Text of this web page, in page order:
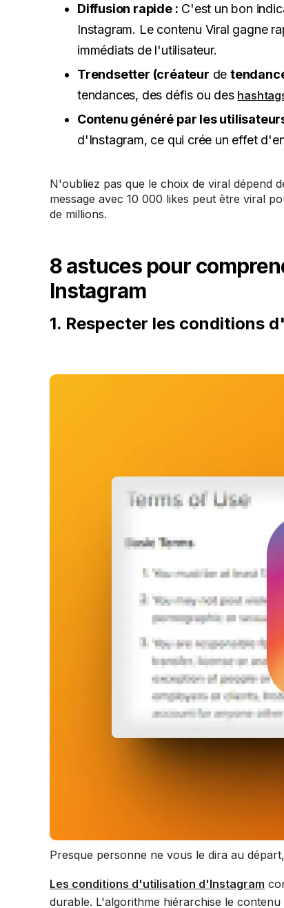
Diffusion rapide : C'est un bon
Instagram. Le contenu Viral gagne
immédiats de l'utilisateur.
Trendsetter (créateur de
tendances, des défis ou des
Contenu généré par les
d'Instagram, ce qui crée un effet
N'oubliez pas que le choix de viral dépend
message avec 10 000 likes peut être viral
de millions.
8 astuces pour
Instagram
1. Respecter les conditions
Presque personne ne vous le dira au
Les conditions d'utilisation d'Instagram
durable. L'algorithme hiérarchise le